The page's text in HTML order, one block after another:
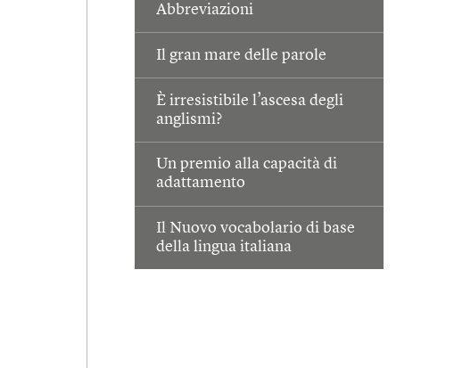
Abbreviazioni
Il gran mare delle parole
È irresistibile l’ascesa degli
anglismi?
Un premio alla capacità di
adattamento
Il Nuovo vocabolario di base
della lingua italiana